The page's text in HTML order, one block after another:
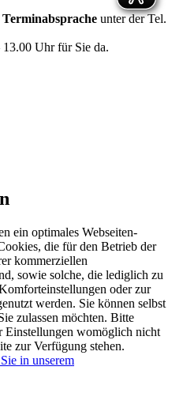
unter der Tel.
Uhr für Sie da.
ein optimales Webseiten-
die für den Betrieb der
kommerziellen
sowie solche, die lediglich zu
oder zur
werden. Sie können selbst
zulassen möchten. Bitte
Einstellungen womöglich nicht
zur Verfügung stehen.
in unserem